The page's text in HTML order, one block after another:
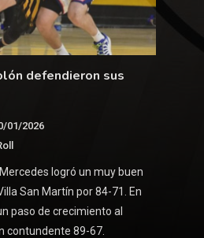
defendieron sus
01/2026
logró un muy buen
San Martín por 84-71. En
paso de crecimiento al
contundente 89-67.